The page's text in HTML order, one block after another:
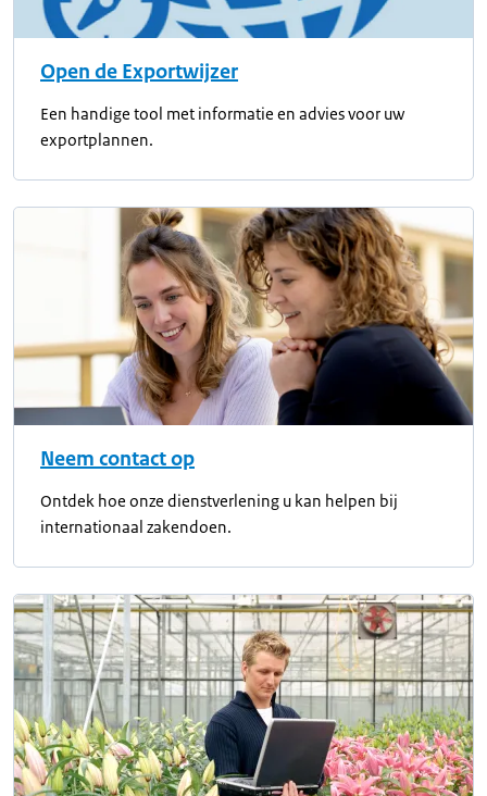
Open de Exportwijzer
Een handige tool met informatie en advies voor uw
exportplannen.
Neem contact op
Ontdek hoe onze dienstverlening u kan helpen bij
internationaal zakendoen.